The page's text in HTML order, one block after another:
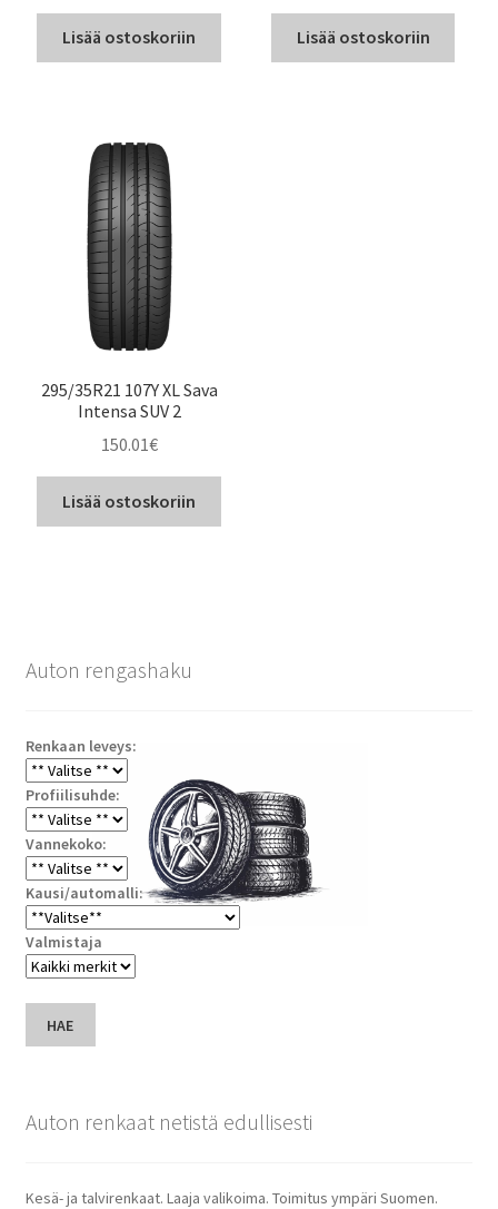
Lisää ostoskoriin Lisää ostoskoriin
295/35R21 107Y XL Sava
Intensa SUV 2
150.01€
Lisää ostoskoriin
Auton rengashaku
Renkaan leveys:
Profiilisuhde:
Vannekoko:
Kausi/automalli:
Valmistaja
HAE
Auton renkaat netistä edullisesti
Kesä- ja talvirenkaat. Laaja valikoima. Toimitus ympäri Suomen.